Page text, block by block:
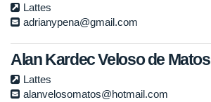
Lattes
adrianypena@gmail.com
Alan Kardec Veloso de Matos
Lattes
alanvelosomatos@hotmail.com